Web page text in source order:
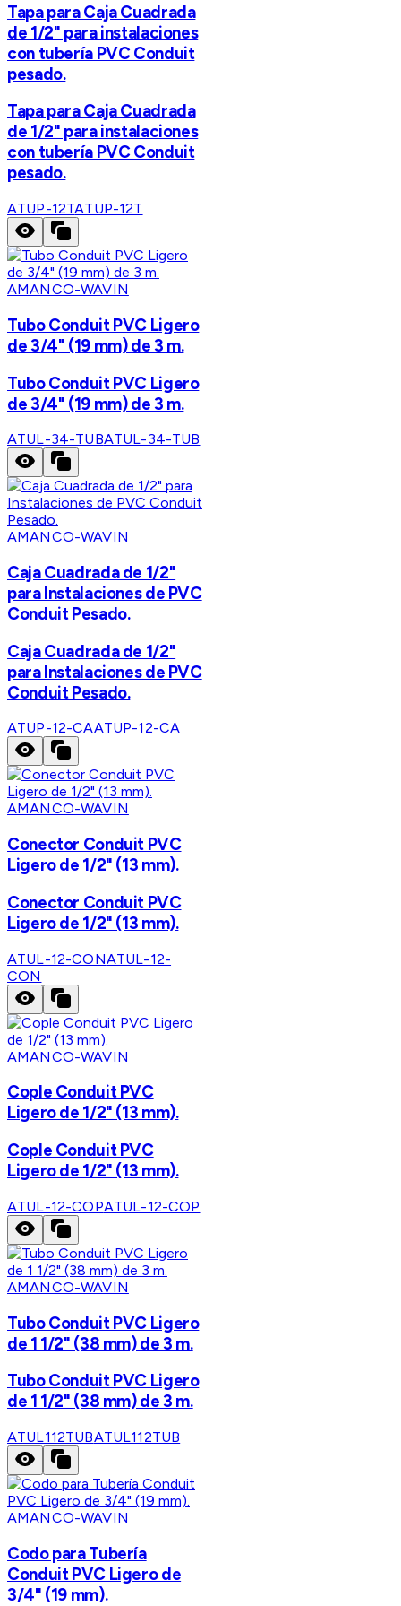
Tapa para Caja Cuadrada
de 1/2" para instalaciones
con tubería PVC Conduit
pesado.
Tapa para Caja Cuadrada
de 1/2" para instalaciones
con tubería PVC Conduit
pesado.
ATUP-12TATUP-12T
AMANCO-WAVIN
Tubo Conduit PVC Ligero
de 3/4" (19 mm) de 3 m.
Tubo Conduit PVC Ligero
de 3/4" (19 mm) de 3 m.
ATUL-34-TUBATUL-34-TUB
AMANCO-WAVIN
Caja Cuadrada de 1/2"
para Instalaciones de PVC
Conduit Pesado.
Caja Cuadrada de 1/2"
para Instalaciones de PVC
Conduit Pesado.
ATUP-12-CAATUP-12-CA
AMANCO-WAVIN
Conector Conduit PVC
Ligero de 1/2" (13 mm).
Conector Conduit PVC
Ligero de 1/2" (13 mm).
ATUL-12-CONATUL-12-
CON
AMANCO-WAVIN
Cople Conduit PVC
Ligero de 1/2" (13 mm).
Cople Conduit PVC
Ligero de 1/2" (13 mm).
ATUL-12-COPATUL-12-COP
AMANCO-WAVIN
Tubo Conduit PVC Ligero
de 1 1/2" (38 mm) de 3 m.
Tubo Conduit PVC Ligero
de 1 1/2" (38 mm) de 3 m.
ATUL112TUBATUL112TUB
AMANCO-WAVIN
Codo para Tubería
Conduit PVC Ligero de
3/4" (19 mm).